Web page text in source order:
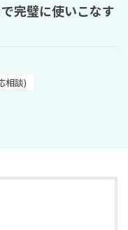
完璧に使いこなす
相談)